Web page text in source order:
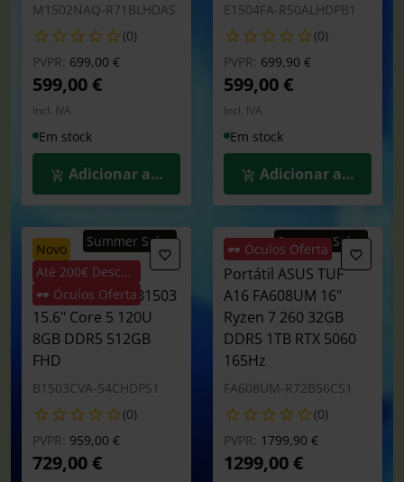
M1502NAQ-R71BLHDAS
(0)
PVPR: Preço reduzido de
699,00 €para
599,00 €
Incl. IVA
Em stock
Adicionar ao Carrinho
E1504FA-R50ALHDPB1
(0)
PVPR: Preço reduzido de
699,90 €para
599,00 €
Incl. IVA
Em stock
Adicionar ao
novo
Até 200€ Desconto
🕶️ Óculos Oferta
Summer Sales
Portátil ASUS
Expertbook B1 B1503
15.6" Core 5 120U
8GB DDR5 512GB
FHD
B1503CVA-54CHDPS1
(0)
PVPR: Preço reduzido de
959,00 €para
729,00 €
🕶️ Óculos Oferta
Summer Sales
Portátil ASUS TUF
A16 FA608UM 16"
Ryzen 7 260 32GB
DDR5 1TB RTX 5060
165Hz
FA608UM-R72B56CS1
(0)
PVPR: Preço reduzido de
1799,90 €para
1299,00 €